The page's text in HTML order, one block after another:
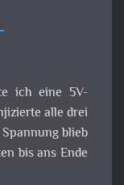
ich eine 5V-
alle drei
blieb
bis ans Ende